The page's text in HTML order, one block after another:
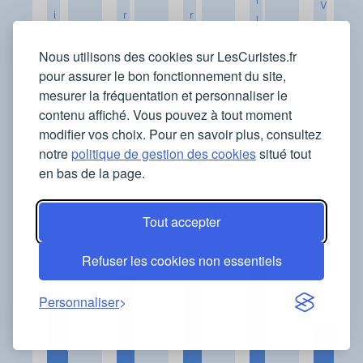
Nous utilisons des cookies sur LesCuristes.fr
pour assurer le bon fonctionnement du site,
mesurer la fréquentation et personnaliser le
contenu affiché. Vous pouvez à tout moment
modifier vos choix. Pour en savoir plus, consultez
notrepolitique de gestion des cookiessitué tout
en bas de la page.
Tout accepter
Refuser les cookies non essentiels
Personnaliser
i
l
e
s
q
u
e
s
f
r
e
s
q
u
e
s
t
o
r
e
s
q
u
e
s
n
l
s
q
u
e
s
t
I
V
o
q
s
i
n